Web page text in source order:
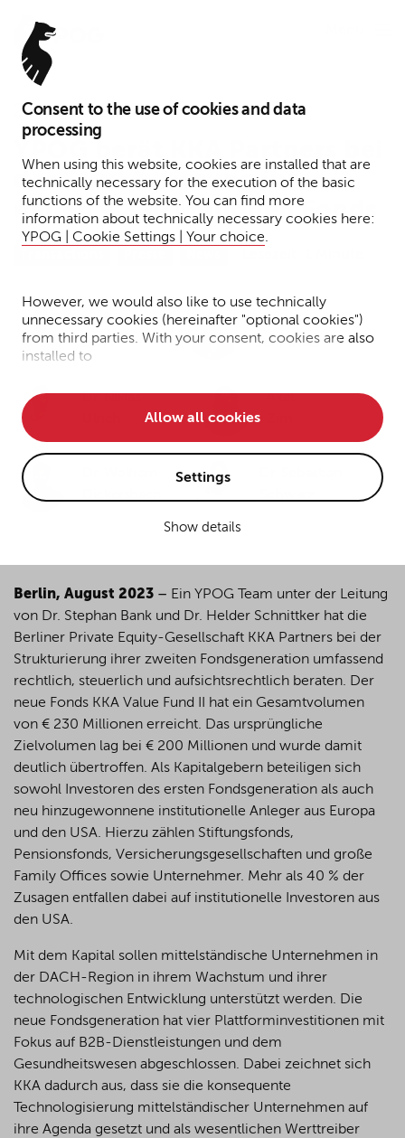
Consent to the use of cookies and data
processing
When using this website, cookies are installed that are
technically necessary for the execution of the basic
functions of the website. You can find more
information about technically necessary cookies here:
YPOG | Cookie Settings | Your choice.
However, we would also like to use technically
unnecessary cookies (hereinafter "optional cookies")
from third parties. With your consent, cookies are also
installed to
• improve the functionality of the website and
• Track your online behavior for targeted advertising
purposes.
to reject all optional cookies.
By clicking on "Settings", you can individualize your
choice of optional cookies. You can revoke or change
cookie button at the bottom of our website.
For more details, see the cookie settings and our
privacy policy.
Allow all cookies
Settings
Show details
2. August 2023
der Strukturierung ihres
neuen € 230 Millionen Fonds
Dr. Stephan
Bank
Dr. Helder
Schnittker
Dr. Niklas
Axel
Berlin, August 2023 – Ein YPOG Team unter der Leitung
von Dr. Stephan Bank und Dr. Helder Schnittker hat die
Berliner Private Equity-Gesellschaft KKA Partners bei der
Strukturierung ihrer zweiten Fondsgeneration umfassend
rechtlich, steuerlich und aufsichtsrechtlich beraten. Der
neue Fonds KKA Value Fund II hat ein Gesamtvolumen
von € 230 Millionen erreicht. Das ursprüngliche
Zielvolumen lag bei € 200 Millionen und wurde damit
deutlich übertroffen. Als Kapitalgebern beteiligen sich
sowohl Investoren des ersten Fondsgeneration als auch
neu hinzugewonnene institutionelle Anleger aus Europa
und den USA. Hierzu zählen Stiftungsfonds,
Pensionsfonds, Versicherungsgesellschaften und große
Family Offices sowie Unternehmer. Mehr als 40 % der
Zusagen entfallen dabei auf institutionelle Investoren aus
den USA.
Mit dem Kapital sollen mittelständische Unternehmen in
der DACH-Region in ihrem Wachstum und ihrer
technologischen Entwicklung unterstützt werden. Die
neue Fondsgeneration hat vier Plattforminvestitionen mit
Fokus auf B2B-Dienstleistungen und dem
Gesundheitswesen abgeschlossen. Dabei zeichnet sich
KKA dadurch aus, dass sie die konsequente
Technologisierung mittelständischer Unternehmen auf
ihre Agenda gesetzt und als wesentlichen Werttreiber